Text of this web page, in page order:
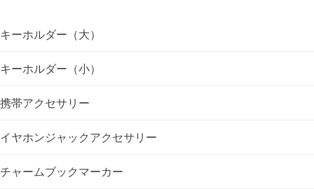
ョ
ン
キーホルダー（大）
キーホルダー（小）
携帯アクセサリー
イヤホンジャックアクセサリー
チャームブックマーカー